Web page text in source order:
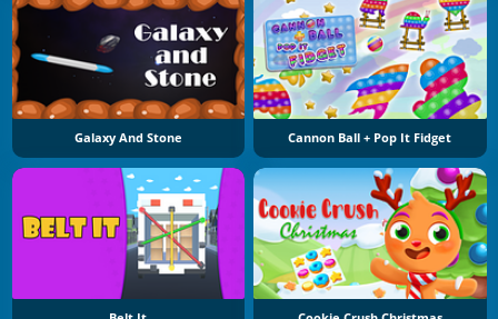
Galaxy And Stone Cannon Ball + Pop It Fidget